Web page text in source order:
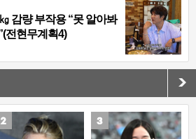
감량 부작용 “못 알아봐
전현무계획4)